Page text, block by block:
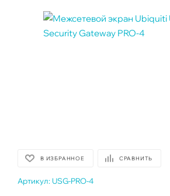
В ИЗБРАННОЕ СРАВНИТЬ
Артикул: USG-PRO-4